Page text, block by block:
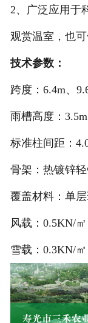
2、广泛应用于
观赏温室，也
技术参数：
跨度：6.4m、
雨槽高度：
标准柱间距：
骨架：热镀锌
覆盖材料：单
风载：0.5KN/㎡
雪载：0.3KN/㎡